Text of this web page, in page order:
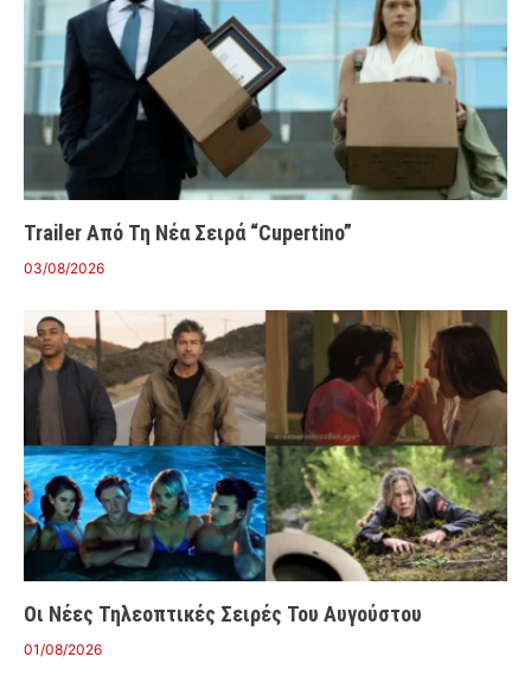
Trailer Από Τη Νέα Σειρά “Cupertino”
03/08/2026
Οι Νέες Τηλεοπτικές Σειρές Του Αυγούστου
01/08/2026